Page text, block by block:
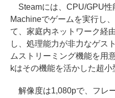
Steamには、CPU/GPU性
Machineでゲームを実行し
て、家庭内ネットワーク経
し、処理能力が非力なゲス
ムストリーミング機能を用
kはその機能を活かした超小
解像度は1,080pで、フレ